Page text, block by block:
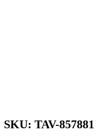
SKU: TAV-857881